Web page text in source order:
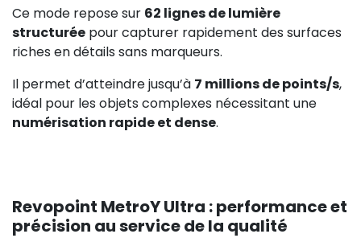
Ce mode repose sur 62 lignes de lumière
structurée pour capturer rapidement des surfaces
riches en détails sans marqueurs.
Il permet d’atteindre jusqu’à 7 millions de points/s,
idéal pour les objets complexes nécessitant une
numérisation rapide et dense.
Revopoint MetroY Ultra : performance et
précision au service de la qualité